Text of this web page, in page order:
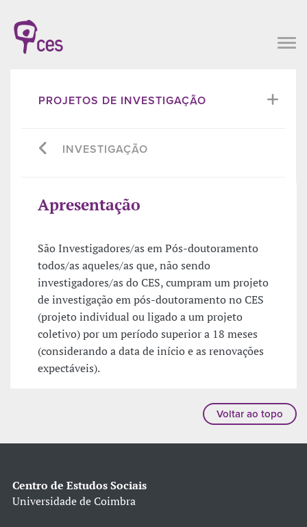
PROJETOS DE INVESTIGAÇÃO
INVESTIGAÇÃO
Apresentação
São Investigadores/as em Pós-doutoramento
todos/as aqueles/as que, não sendo
investigadores/as do CES, cumpram um projeto
de investigação em pós-doutoramento no CES
(projeto individual ou ligado a um projeto
coletivo) por um período superior a 18 meses
(considerando a data de início e as renovações
expectáveis).
Voltar ao topo
Centro de Estudos Sociais
Universidade de Coimbra